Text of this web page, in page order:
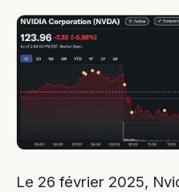
Le 26 février 2025,